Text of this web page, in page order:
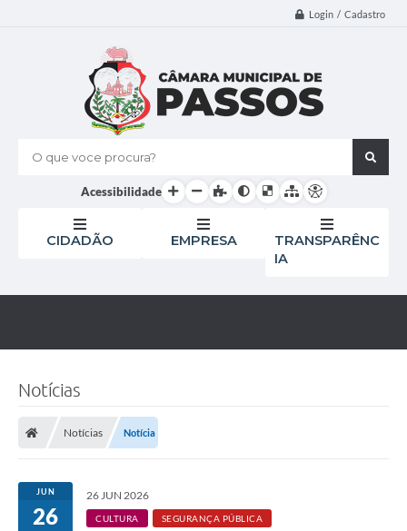
Login / Cadastro
O que voce procura?
Acessibilidade
CIDADÃO EMPRESA
TRANSPARÊNC
IA
Notícias
Notícias Notícia
JUN
26
26 JUN 2026
CULTURA SEGURANÇA PÚBLICA